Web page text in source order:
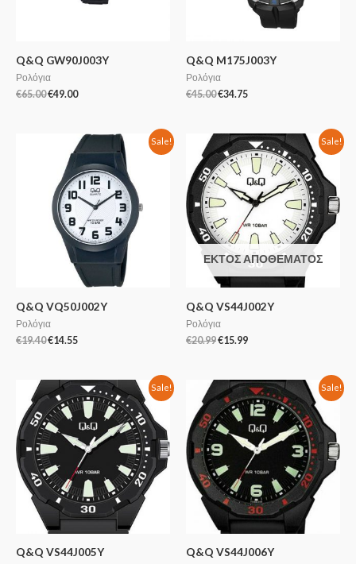
Q&Q GW90J003Y
Ρολόγια
€65.00€49.00
Q&Q M175J003Y
Ρολόγια
€45.00€34.75
Sale!
Q&Q VQ50J002Y
Ρολόγια
€19.40€14.55
Sale!
ΕΚΤΌΣ ΑΠΟΘΈΜΑΤΟΣ
Q&Q VS44J002Y
Ρολόγια
€20.99€15.99
Sale!
Q&Q VS44J005Y
Sale!
Q&Q VS44J006Y